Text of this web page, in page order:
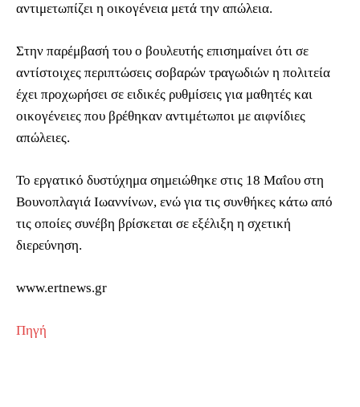
αντιμετωπίζει η οικογένεια μετά την απώλεια.
Στην παρέμβασή του ο βουλευτής επισημαίνει ότι σε
αντίστοιχες περιπτώσεις σοβαρών τραγωδιών η πολιτεία
έχει προχωρήσει σε ειδικές ρυθμίσεις για μαθητές και
οικογένειες που βρέθηκαν αντιμέτωποι με αιφνίδιες
απώλειες.
Το εργατικό δυστύχημα σημειώθηκε στις 18 Μαΐου στη
Βουνοπλαγιά Ιωαννίνων, ενώ για τις συνθήκες κάτω από
τις οποίες συνέβη βρίσκεται σε εξέλιξη η σχετική
διερεύνηση.
www.ertnews.gr
Πηγή